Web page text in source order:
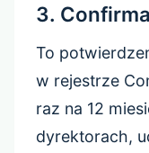
3.
To
w rejestrze
raz na 12
dyrektorach,